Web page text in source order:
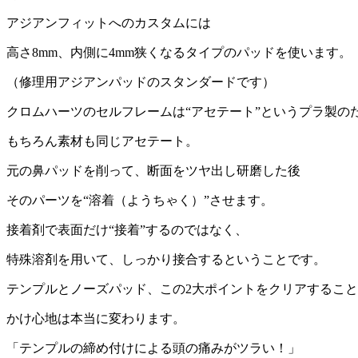
アジアンフィットへのカスタムには
高さ8mm、内側に4mm狭くなるタイプのパッドを使います。
（修理用アジアンパッドのスタンダードです）
クロムハーツのセルフレームは“アセテート”というプラ製の
もちろん素材も同じアセテート。
元の鼻パッドを削って、断面をツヤ出し研磨した後
そのパーツを“溶着（ようちゃく）”させます。
接着剤で表面だけ“接着”するのではなく、
特殊溶剤を用いて、しっかり接合するということです。
テンプルとノーズパッド、この2大ポイントをクリアするこ
かけ心地は本当に変わります。
「テンプルの締め付けによる頭の痛みがツラい！」